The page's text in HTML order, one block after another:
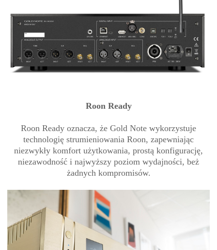
Roon Ready
Roon Ready oznacza, że Gold Note wykorzystuje
technologię strumieniowania Roon, zapewniając
niezwykły komfort użytkowania, prostą konfigurację,
niezawodność i najwyższy poziom wydajności, beż
żadnych kompromisów.